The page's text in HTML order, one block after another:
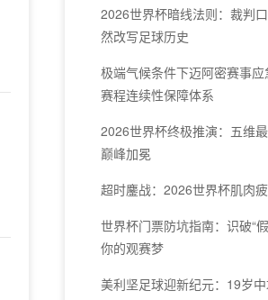
2026世界杯暗线法则：裁判口
然改写足球历史
极端气候条件下迈阿密赛事应
赛程连续性保障体系
2026世界杯终极推演：五维
巅峰加冕
超时鏖战：2026世界杯肌肉
世界杯门票防坑指南：识破“
你的观赛梦
美利坚足球迎新纪元：19岁